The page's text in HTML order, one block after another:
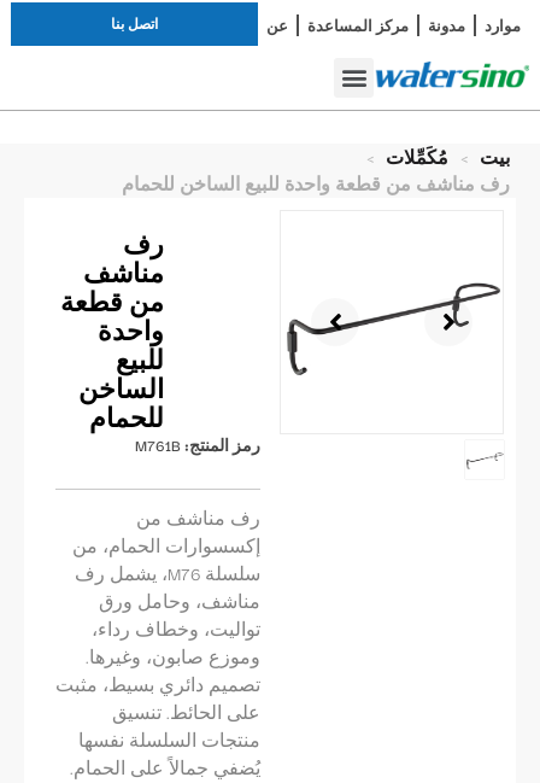
موارد مدونة مركز المساعدة عن اتصل بنا
بيت > مُكَمِّلات >
رف مناشف من قطعة واحدة للبيع الساخن للحمام
رف
مناشف
من قطعة
واحدة
للبيع
الساخن
للحمام
رمز المنتج:M761B
رف مناشف من
إكسسوارات الحمام، من
سلسلة M76، يشمل رف
مناشف، وحامل ورق
تواليت، وخطاف رداء،
وموزع صابون، وغيرها.
تصميم دائري بسيط، مثبت
على الحائط. تنسيق
منتجات السلسلة نفسها
يُضفي جمالاً على الحمام.